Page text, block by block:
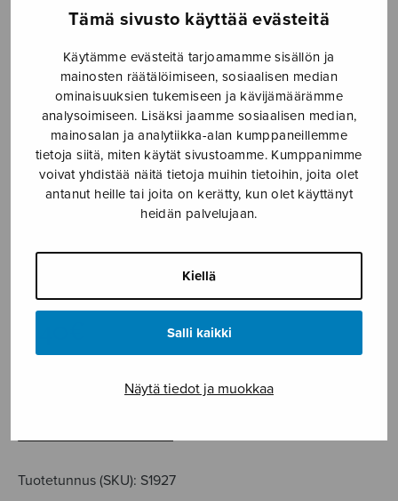
Tämä sivusto käyttää evästeitä
Käytämme evästeitä tarjoamamme sisällön ja
mainosten räätälöimiseen, sosiaalisen median
ominaisuuksien tukemiseen ja kävijämäärämme
analysoimiseen. Lisäksi jaamme sosiaalisen median,
mainosalan ja analytiikka-alan kumppaneillemme
tietoja siitä, miten käytät sivustoamme. Kumppanimme
voivat yhdistää näitä tietoja muihin tietoihin, joita olet
antanut heille tai joita on kerätty, kun olet käyttänyt
heidän palvelujaan.
Kiellä
Salli kaikki
Näytä tiedot ja muokkaa
› Nuottikauppa › Sekakuoro › Suvinen
Suvinen sarja
Tuotetunnus (SKU): S1927